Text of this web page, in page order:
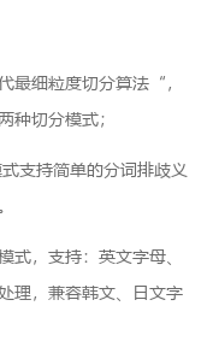
最细粒度切分算法“，
种切分模式；
支持简单的分词排歧义
式，支持：英文字母、
理，兼容韩文、日文字